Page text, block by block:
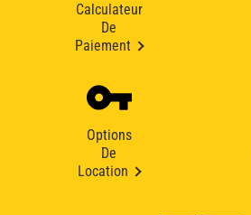
Calculateur
De
Paiement
Options
De
Location